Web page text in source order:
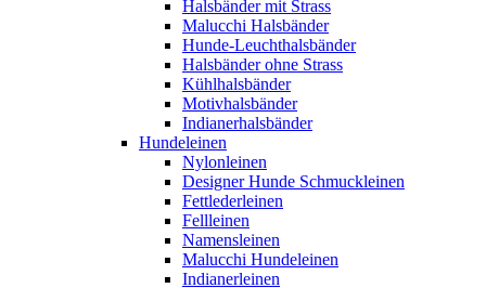
Halsbänder mit Strass
Malucchi Halsbänder
Hunde-Leuchthalsbänder
Halsbänder ohne Strass
Kühlhalsbänder
Motivhalsbänder
Indianerhalsbänder
Hundeleinen
Nylonleinen
Designer Hunde Schmuckleinen
Fettlederleinen
Fellleinen
Namensleinen
Malucchi Hundeleinen
Indianerleinen